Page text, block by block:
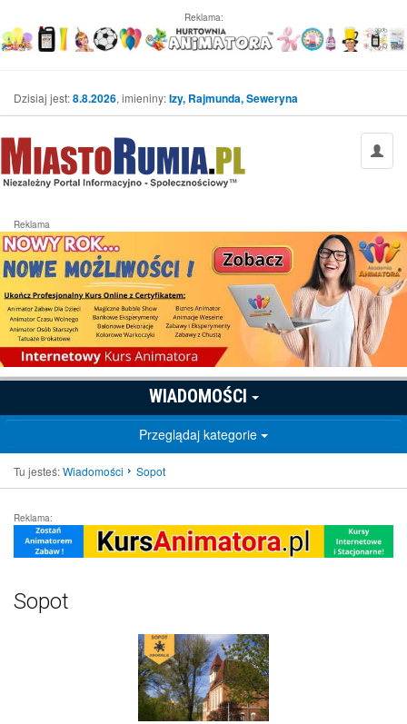
Reklama:
Dzisiaj jest:8.8.2026, imieniny:Izy, Rajmunda, Seweryna
Reklama
WIADOMOŚCI
Przeglądaj kategorie
Tu jesteś:Wiadomości Sopot
Reklama:
Sopot